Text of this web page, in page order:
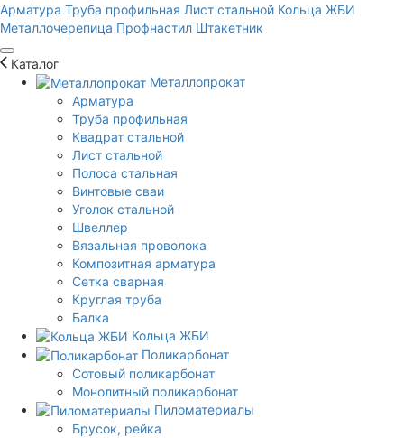
Арматура Труба профильная Лист стальной Кольца ЖБИ
Металлочерепица Профнастил Штакетник
Каталог
Металлопрокат
Арматура
Труба профильная
Квадрат стальной
Лист стальной
Полоса стальная
Винтовые сваи
Уголок стальной
Швеллер
Вязальная проволока
Композитная арматура
Сетка сварная
Круглая труба
Балка
Кольца ЖБИ
Поликарбонат
Сотовый поликарбонат
Монолитный поликарбонат
Пиломатериалы
Брусок, рейка